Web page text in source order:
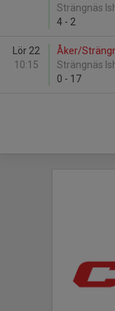
Strängnäs
4 - 2
Lör 22
10:15
Åker/
Strängnäs
0 - 17